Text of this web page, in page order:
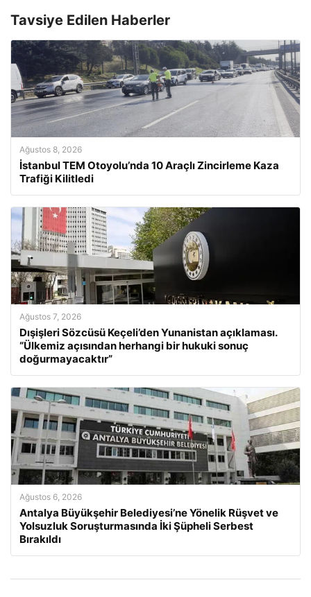
Tavsiye Edilen Haberler
Ağustos 8, 2026
İstanbul TEM Otoyolu’nda 10 Araçlı Zincirleme Kaza
Trafiği Kilitledi
Ağustos 7, 2026
Dışişleri Sözcüsü Keçeli’den Yunanistan açıklaması.
“Ülkemiz açısından herhangi bir hukuki sonuç
doğurmayacaktır”
Ağustos 6, 2026
Antalya Büyükşehir Belediyesi’ne Yönelik Rüşvet ve
Yolsuzluk Soruşturmasında İki Şüpheli Serbest
Bırakıldı